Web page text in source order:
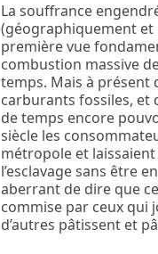
La souffrance
(géographiquement et
première vue
combustion massive
temps. Mais à présent
carburants fossiles, et
de temps encore
siècle les
métropole et
l’esclavage sans être
aberrant de dire que
commise par ceux qui
d’autres pâtissent et